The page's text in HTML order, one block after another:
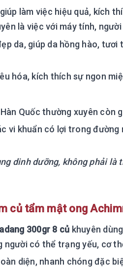
làm việc hiệu quả, kích
là việc với máy tính,
da, giúp da hồng hào,
hóa, kích thích sự ngon
Quốc thường xuyên còn
vi khuẩn có lợi trong đường
dinh dưỡng, không phải là
củ tẩm mật ong
300gr 8 củ khuyên
người có thể trạng yếu, cơ
diện, nhanh chóng đặc